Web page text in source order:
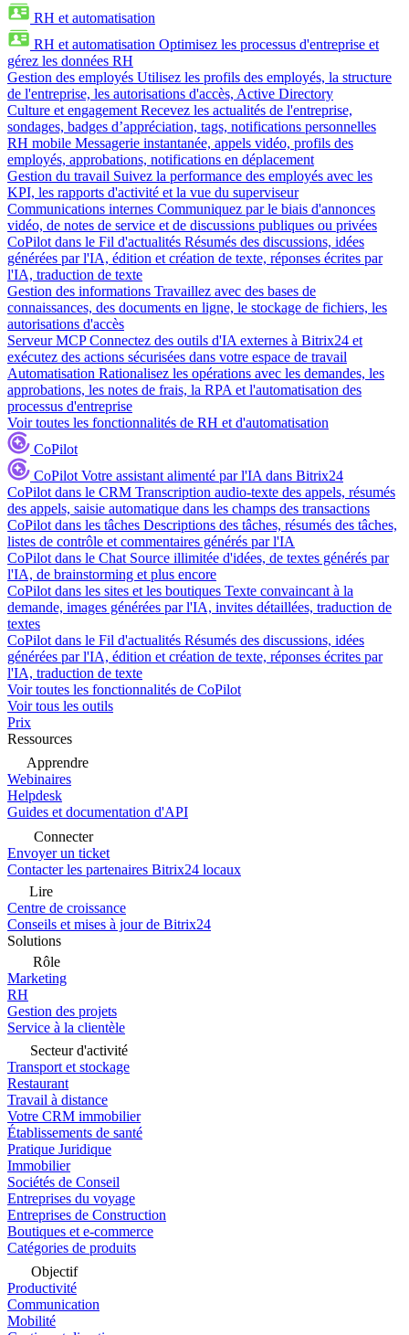
RH et automatisation
RH et automatisation Optimisez les processus d'entreprise et
gérez les données RH
Gestion des employés Utilisez les profils des employés, la structure
de l'entreprise, les autorisations d'accès, Active Directory
Culture et engagement Recevez les actualités de l'entreprise,
sondages, badges d’appréciation, tags, notifications personnelles
RH mobile Messagerie instantanée, appels vidéo, profils des
employés, approbations, notifications en déplacement
Gestion du travail Suivez la performance des employés avec les
KPI, les rapports d'activité et la vue du superviseur
Communications internes Communiquez par le biais d'annonces
vidéo, de notes de service et de discussions publiques ou privées
CoPilot dans le Fil d'actualités Résumés des discussions, idées
générées par l'IA, édition et création de texte, réponses écrites par
l'IA, traduction de texte
Gestion des informations Travaillez avec des bases de
connaissances, des documents en ligne, le stockage de fichiers, les
autorisations d'accès
Serveur MCP Connectez des outils d'IA externes à Bitrix24 et
exécutez des actions sécurisées dans votre espace de travail
Automatisation Rationalisez les opérations avec les demandes, les
approbations, les notes de frais, la RPA et l'automatisation des
processus d'entreprise
Voir toutes les fonctionnalités de RH et d'automatisation
CoPilot
CoPilot Votre assistant alimenté par l'IA dans Bitrix24
CoPilot dans le CRM Transcription audio-texte des appels, résumés
des appels, saisie automatique dans les champs des transactions
CoPilot dans les tâches Descriptions des tâches, résumés des tâches,
listes de contrôle et commentaires générés par l'IA
CoPilot dans le Chat Source illimitée d'idées, de textes générés par
l'IA, de brainstorming et plus encore
CoPilot dans les sites et les boutiques Texte convaincant à la
demande, images générées par l'IA, invites détaillées, traduction de
textes
CoPilot dans le Fil d'actualités Résumés des discussions, idées
générées par l'IA, édition et création de texte, réponses écrites par
l'IA, traduction de texte
Voir toutes les fonctionnalités de CoPilot
Voir tous les outils
Prix
Ressources
Apprendre
Webinaires
Helpdesk
Guides et documentation d'API
Connecter
Envoyer un ticket
Contacter les partenaires Bitrix24 locaux
Lire
Centre de croissance
Conseils et mises à jour de Bitrix24
Solutions
Rôle
Marketing
RH
Gestion des projets
Service à la clientèle
Secteur d'activité
Transport et stockage
Restaurant
Travail à distance
Votre CRM immobilier
Établissements de santé
Pratique Juridique
Immobilier
Sociétés de Conseil
Entreprises du voyage
Entreprises de Construction
Boutiques et e-commerce
Catégories de produits
Objectif
Productivité
Communication
Mobilité